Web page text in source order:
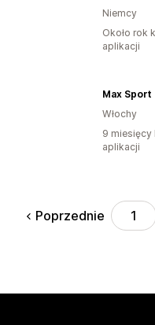
Niemcy
Około rok
aplikacji
Max Sport
Włochy
9 miesięcy
aplikacji
Poprzednie 1